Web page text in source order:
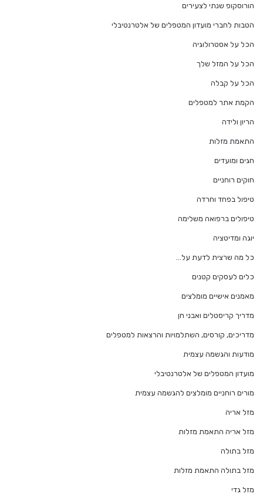
הורוסקופ שנתי לצעירים
הטבות לחברי מועדון המטפלים של אלטרנטיבלי
הכל על אסטרולוגיה
הכל על המזל שלך
הכל על קבלה
הקמת אתר למטפלים
הריון ולידה
התאמת מזלות
חגים ומועדים
חוקים רוחניים
טיפול בפחד וחרדה
טיפולים ברפואה משלימה
יוגה ומדיטציה
כל מה שרצית לדעת על…
כלים לעסקים קטנים
מאמנים אישיים מומלצים
מדריך קריסטלים ואבני חן
מדריכים, קורסים, השתלמויות והרצאות למטפלים
מודעות והגשמה עצמית
מועדון המטפלים של אלטרנטיבלי
מורים רוחניים מומלצים להגשמה עצמית
מזל אריה
מזל אריה התאמת מזלות
מזל בתולה
מזל בתולה התאמת מזלות
מזל גדי